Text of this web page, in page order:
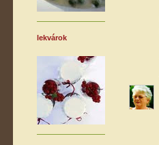
lekvárok